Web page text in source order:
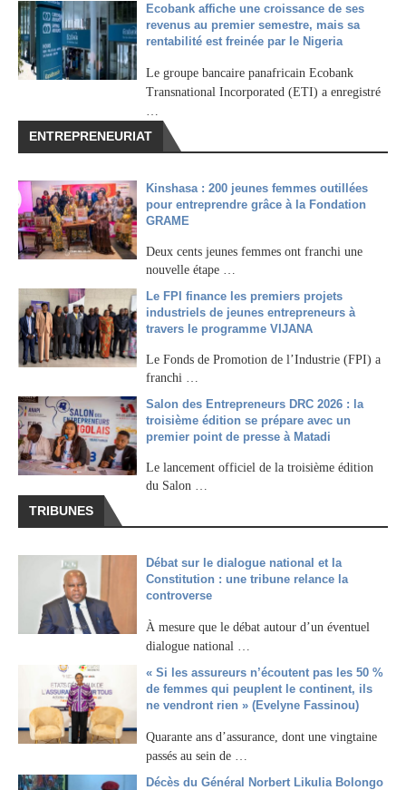
Ecobank affiche une croissance de ses
revenus au premier semestre, mais sa
rentabilité est freinée par le Nigeria
Le groupe bancaire panafricain Ecobank
Transnational Incorporated (ETI) a enregistré
ENTREPRENEURIAT
Kinshasa : 200 jeunes femmes outillées
pour entreprendre grâce à la Fondation
GRAME
Deux cents jeunes femmes ont franchi une
nouvelle étape …
Le FPI finance les premiers projets
industriels de jeunes entrepreneurs à
travers le programme VIJANA
Le Fonds de Promotion de l’Industrie (FPI) a
franchi …
Salon des Entrepreneurs DRC 2026 : la
troisième édition se prépare avec un
premier point de presse à Matadi
Le lancement officiel de la troisième édition
du Salon …
TRIBUNES
Débat sur le dialogue national et la
Constitution : une tribune relance la
controverse
À mesure que le débat autour d’un éventuel
dialogue national …
« Si les assureurs n’écoutent pas les 50 %
de femmes qui peuplent le continent, ils
ne vendront rien » (Evelyne Fassinou)
Quarante ans d’assurance, dont une vingtaine
passés au sein de …
Décès du Général Norbert Likulia Bolongo